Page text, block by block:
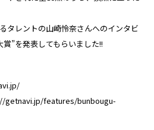
タレントの山崎怜奈さんへのインタビ
”を発表してもらいました!!
getnavi.jp/features/bunbougu-